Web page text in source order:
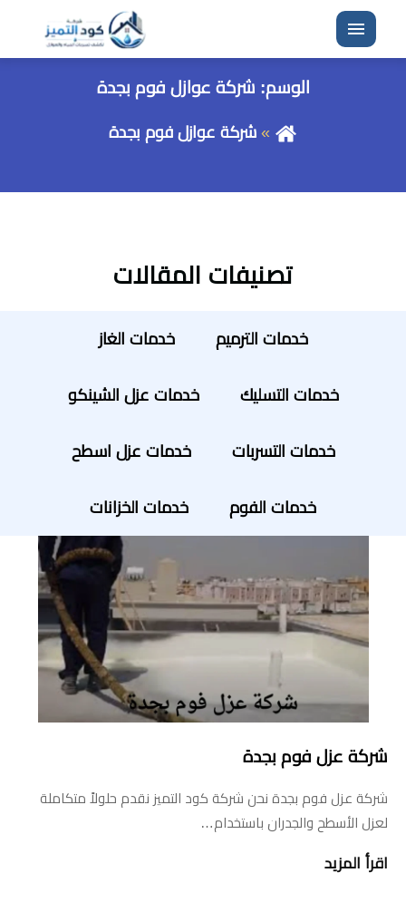
القائمة
الوسم: شركة عوازل فوم بجدة
شركة عوازل فوم بجدة
تصنيفات المقالات
خدمات الترميم خدمات الغاز
خدمات التسليك خدمات عزل الشينكو
خدمات التسربات خدمات عزل اسطح
خدمات الفوم خدمات الخزانات
شركة عزل فوم بجدة
شركة عزل فوم بجدة نحن شركة كود التميز نقدم حلولاً متكاملة
لعزل الأسطح والجدران باستخدام…
اقرأ المزيد